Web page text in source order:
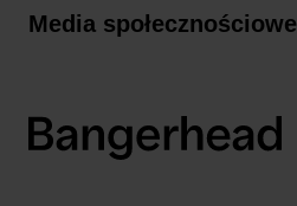
Regulamin zakupów
Zrównoważony rozwój
Media społecznościowe
LinkedIn